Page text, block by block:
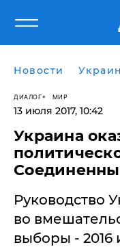
Новости
ДИАЛОГ МИР
13 июля 2017, 10:42
Украина
Руководство
во
выборы - 2016